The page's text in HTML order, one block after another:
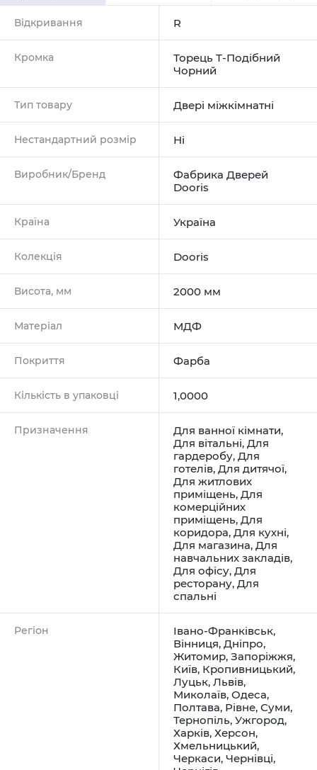
Відкривання R
Кромка
Торець Т-Подібний
Чорний
Тип товару Двері міжкімнатні
Нестандартний розмір Ні
Виробник/Бренд
Фабрика Дверей
Dooris
Країна Україна
Колекція Dooris
Висота, мм 2000 мм
Матеріал МДФ
Покриття Фарба
Кількість в упаковці 1,0000
Призначення Для ванної кімнати,
Для вітальні, Для
гардеробу, Для
готелів, Для дитячої,
Для житлових
приміщень, Для
комерційних
приміщень, Для
коридора, Для кухні,
Для магазина, Для
навчальних закладів,
Для офісу, Для
ресторану, Для
спальні
Регіон Івано-Франківськ,
Вінниця, Дніпро,
Житомир, Запоріжжя,
Київ, Кропивницький,
Луцьк, Львів,
Миколаїв, Одеса,
Полтава, Рівне, Суми,
Тернопіль, Ужгород,
Харків, Херсон,
Хмельницький,
Черкаси, Чернівці,